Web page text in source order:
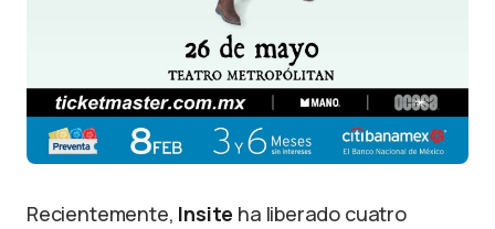
Recientemente, Insite ha liberado cuatro